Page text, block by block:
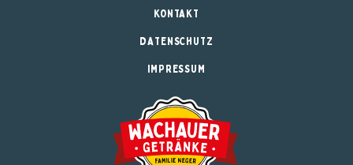
KONTAKT
DATENSCHUTZ
IMPRESSUM